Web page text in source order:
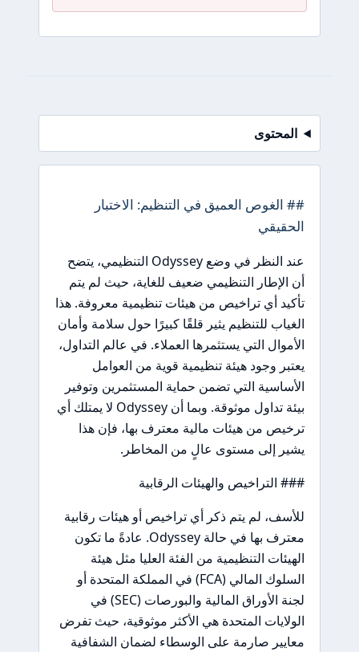
المحتوى
## الغوص العميق في التنظيم: الاختبار
الحقيقي
عند النظر في وضع Odyssey التنظيمي، يتضح
أن الإطار التنظيمي ضعيف للغاية، حيث لم يتم
تأكيد أي تراخيص من هيئات تنظيمية معروفة. هذا
الغياب للتنظيم يثير قلقًا كبيرًا حول سلامة وأمان
الأموال التي يستثمرها العملاء. في عالم التداول،
يعتبر وجود هيئة تنظيمية قوية من العوامل
الأساسية التي تضمن حماية المستثمرين وتوفير
بيئة تداول موثوقة. وبما أن Odyssey لا يمتلك أي
ترخيص من هيئات مالية معترف بها، فإن هذا
يشير إلى مستوى عالٍ من المخاطر.
### التراخيص والهيئات الرقابية
للأسف، لم يتم ذكر أي تراخيص أو هيئات رقابية
معترف بها في حالة Odyssey. عادةً ما تكون
الهيئات التنظيمية من الفئة العليا مثل هيئة
السلوك المالي (FCA) في المملكة المتحدة أو
لجنة الأوراق المالية والبورصات (SEC) في
الولايات المتحدة هي الأكثر موثوقية، حيث تفرض
معايير صارمة على الوسطاء لضمان الشفافية